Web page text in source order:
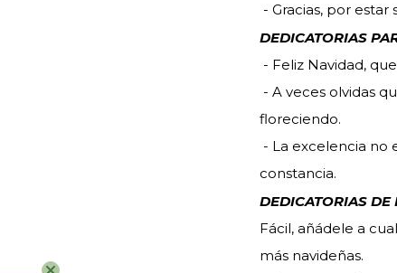
- Gracias, por
DEDICATORIAS
- Feliz Navidad,
- A veces olvidas
floreciendo.
- La excelencia no
constancia.
DEDICATORIAS DE
Fácil, añádele a
más navideñas.